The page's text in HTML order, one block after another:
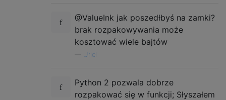
@ValueInk jak poszedłbyś na zamki?
brak rozpakowywania może
kosztować wiele bajtów
Uriel
Python 2 pozwala dobrze
rozpakować się w funkcji; Słyszałem